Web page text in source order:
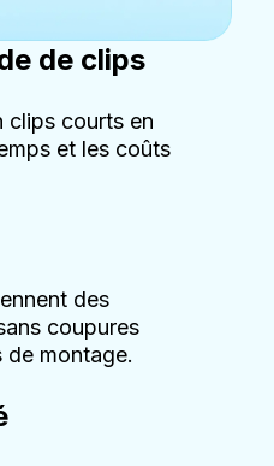
de clips
clips courts en
et les coûts
des
coupures
de montage.